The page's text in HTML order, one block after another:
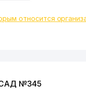
относится
№345